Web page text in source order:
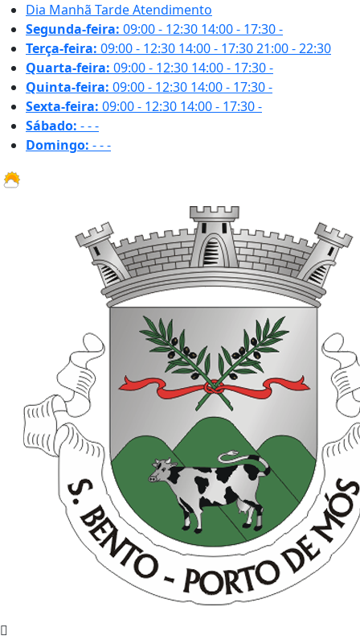
Dia Manhã TardeAtendimento
Segunda-feira: 09:00 - 12:30 14:00 - 17:30-
Terça-feira: 09:00 - 12:30 14:00 - 17:3021:00 - 22:30
Quarta-feira: 09:00 - 12:30 14:00 - 17:30-
Quinta-feira: 09:00 - 12:30 14:00 - 17:30-
Sexta-feira: 09:00 - 12:30 14:00 - 17:30-
Sábado: ---
Domingo: ---